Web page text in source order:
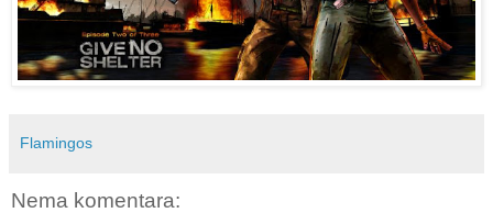
Flamingos
Nema komentara: